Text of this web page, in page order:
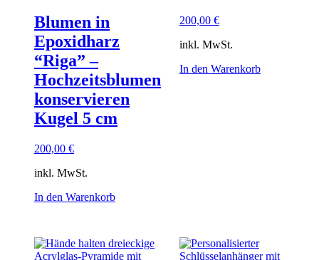
Blumen in
Epoxidharz
“Riga” –
Hochzeitsblumen
konservieren
Kugel 5 cm
200,00 €
inkl. MwSt.
In den Warenkorb
200,00 €
inkl. MwSt.
In den Warenkorb